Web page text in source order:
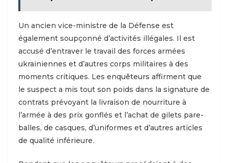
Un ancien vice-ministre de la Défense est
également soupçonné d’activités illégales. Il est
accusé d’entraver le travail des forces armées
ukrainiennes et d’autres corps militaires à des
moments critiques. Les enquêteurs affirment que
le suspect a mis tout son poids dans la signature de
contrats prévoyant la livraison de nourriture à
l’armée à des prix gonflés et l’achat de gilets pare-
balles, de casques, d’uniformes et d’autres articles
de qualité inférieure.